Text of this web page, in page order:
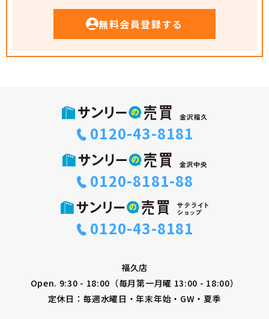
無料会員登録する
0120-43-8181
0120-8181-88
0120-43-8181
福久店
Open. 9:30 - 18:00（毎月第一月曜 13:00 - 18:00）
定休日：毎週水曜日・年末年始・GW・夏季